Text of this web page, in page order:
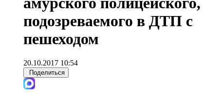
подозреваемого в ДТП с
пешеходом
20.10.2017 10:54
Поделиться